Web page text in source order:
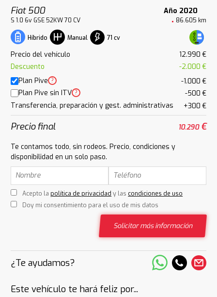
Fiat 500 Año 2020
S 1.0 6v GSE 52KW 70 CV 86.605 km
Híbrido Manual 71 cv
Precio del vehículo
12.990 €
Descuento
-2.000 €
Plan Pive ?
-1.000 €
Plan Pive sin ITV ?
-500 €
Transferencia, preparación y gest. administrativas
+300 €
Precio final 10.290€
Te contamos todo, sin rodeos. Precio, condiciones y
disponibilidad en un solo paso.
Acepto la política de privacidad y las condiciones de uso
Doy mi consentimiento para el uso de mis datos
Solicitar más información
¿Te ayudamos?
Este vehículo te hará feliz por...